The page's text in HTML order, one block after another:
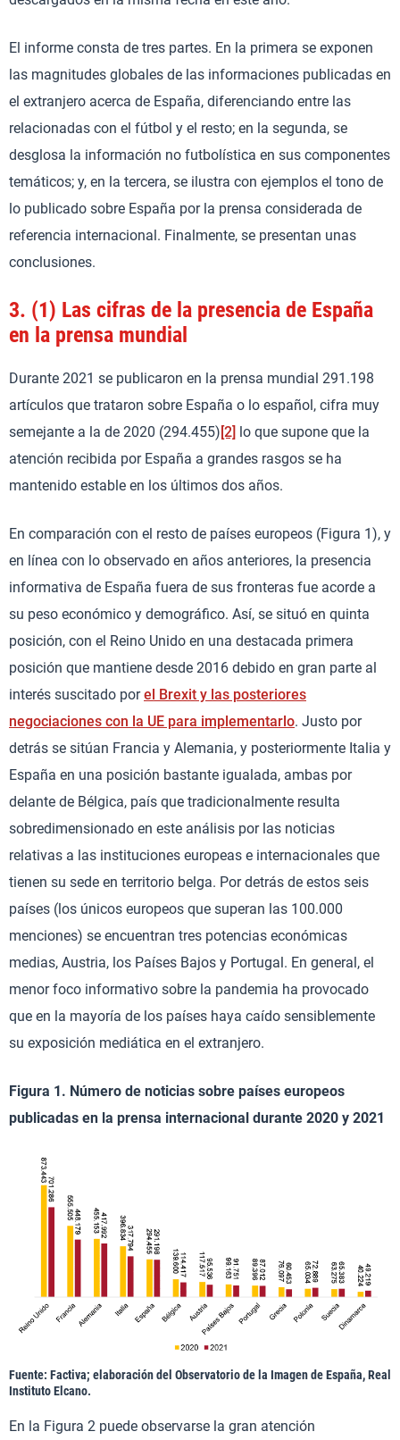
El informe consta de tres partes. En la primera se exponen
las magnitudes globales de las informaciones publicadas en
el extranjero acerca de España, diferenciando entre las
relacionadas con el fútbol y el resto; en la segunda, se
desglosa la información no futbolística en sus componentes
temáticos; y, en la tercera, se ilustra con ejemplos el tono de
lo publicado sobre España por la prensa considerada de
referencia internacional. Finalmente, se presentan unas
conclusiones.
3. (1) Las cifras de la presencia de España
en la prensa mundial
Durante 2021 se publicaron en la prensa mundial 291.198
artículos que trataron sobre España o lo español, cifra muy
semejante a la de 2020 (294.455) [2] lo que supone que la
atención recibida por España a grandes rasgos se ha
mantenido estable en los últimos dos años.
En comparación con el resto de países europeos (Figura 1), y
en línea con lo observado en años anteriores, la presencia
informativa de España fuera de sus fronteras fue acorde a
su peso económico y demográfico. Así, se situó en quinta
posición, con el Reino Unido en una destacada primera
posición que mantiene desde 2016 debido en gran parte al
interés suscitado porel Brexit y las posteriores
negociaciones con la UE para implementarlo. Justo por
detrás se sitúan Francia y Alemania, y posteriormente Italia y
España en una posición bastante igualada, ambas por
delante de Bélgica, país que tradicionalmente resulta
sobredimensionado en este análisis por las noticias
relativas a las instituciones europeas e internacionales que
tienen su sede en territorio belga. Por detrás de estos seis
países (los únicos europeos que superan las 100.000
menciones) se encuentran tres potencias económicas
medias, Austria, los Países Bajos y Portugal. En general, el
menor foco informativo sobre la pandemia ha provocado
que en la mayoría de los países haya caído sensiblemente
su exposición mediática en el extranjero.
Figura 1. Número de noticias sobre países europeos
publicadas en la prensa internacional durante 2020 y 2021
Fuente: Factiva; elaboración del Observatorio de la Imagen de España, Real
Instituto Elcano.
En la Figura 2 puede observarse la gran atención